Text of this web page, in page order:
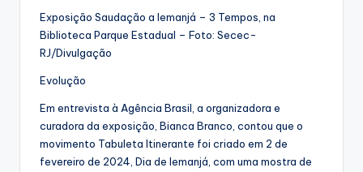
Exposição Saudação a Iemanjá – 3 Tempos, na
Biblioteca Parque Estadual – Foto: Secec-
RJ/Divulgação
Evolução
Em entrevista à Agência Brasil, a organizadora e
curadora da exposição, Bianca Branco, contou que o
movimento Tabuleta Itinerante foi criado em 2 de
fevereiro de 2024, Dia de Iemanjá, com uma mostra de